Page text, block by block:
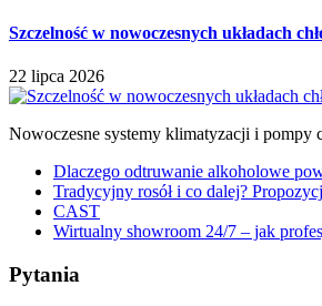
Szczelność w nowoczesnych układach
22 lipca 2026
Nowoczesne systemy klimatyzacji i pompy
Dlaczego odtruwanie alkoholowe
Tradycyjny rosół i co dalej?
CAST
Wirtualny showroom 24/7 – jak
Pytania